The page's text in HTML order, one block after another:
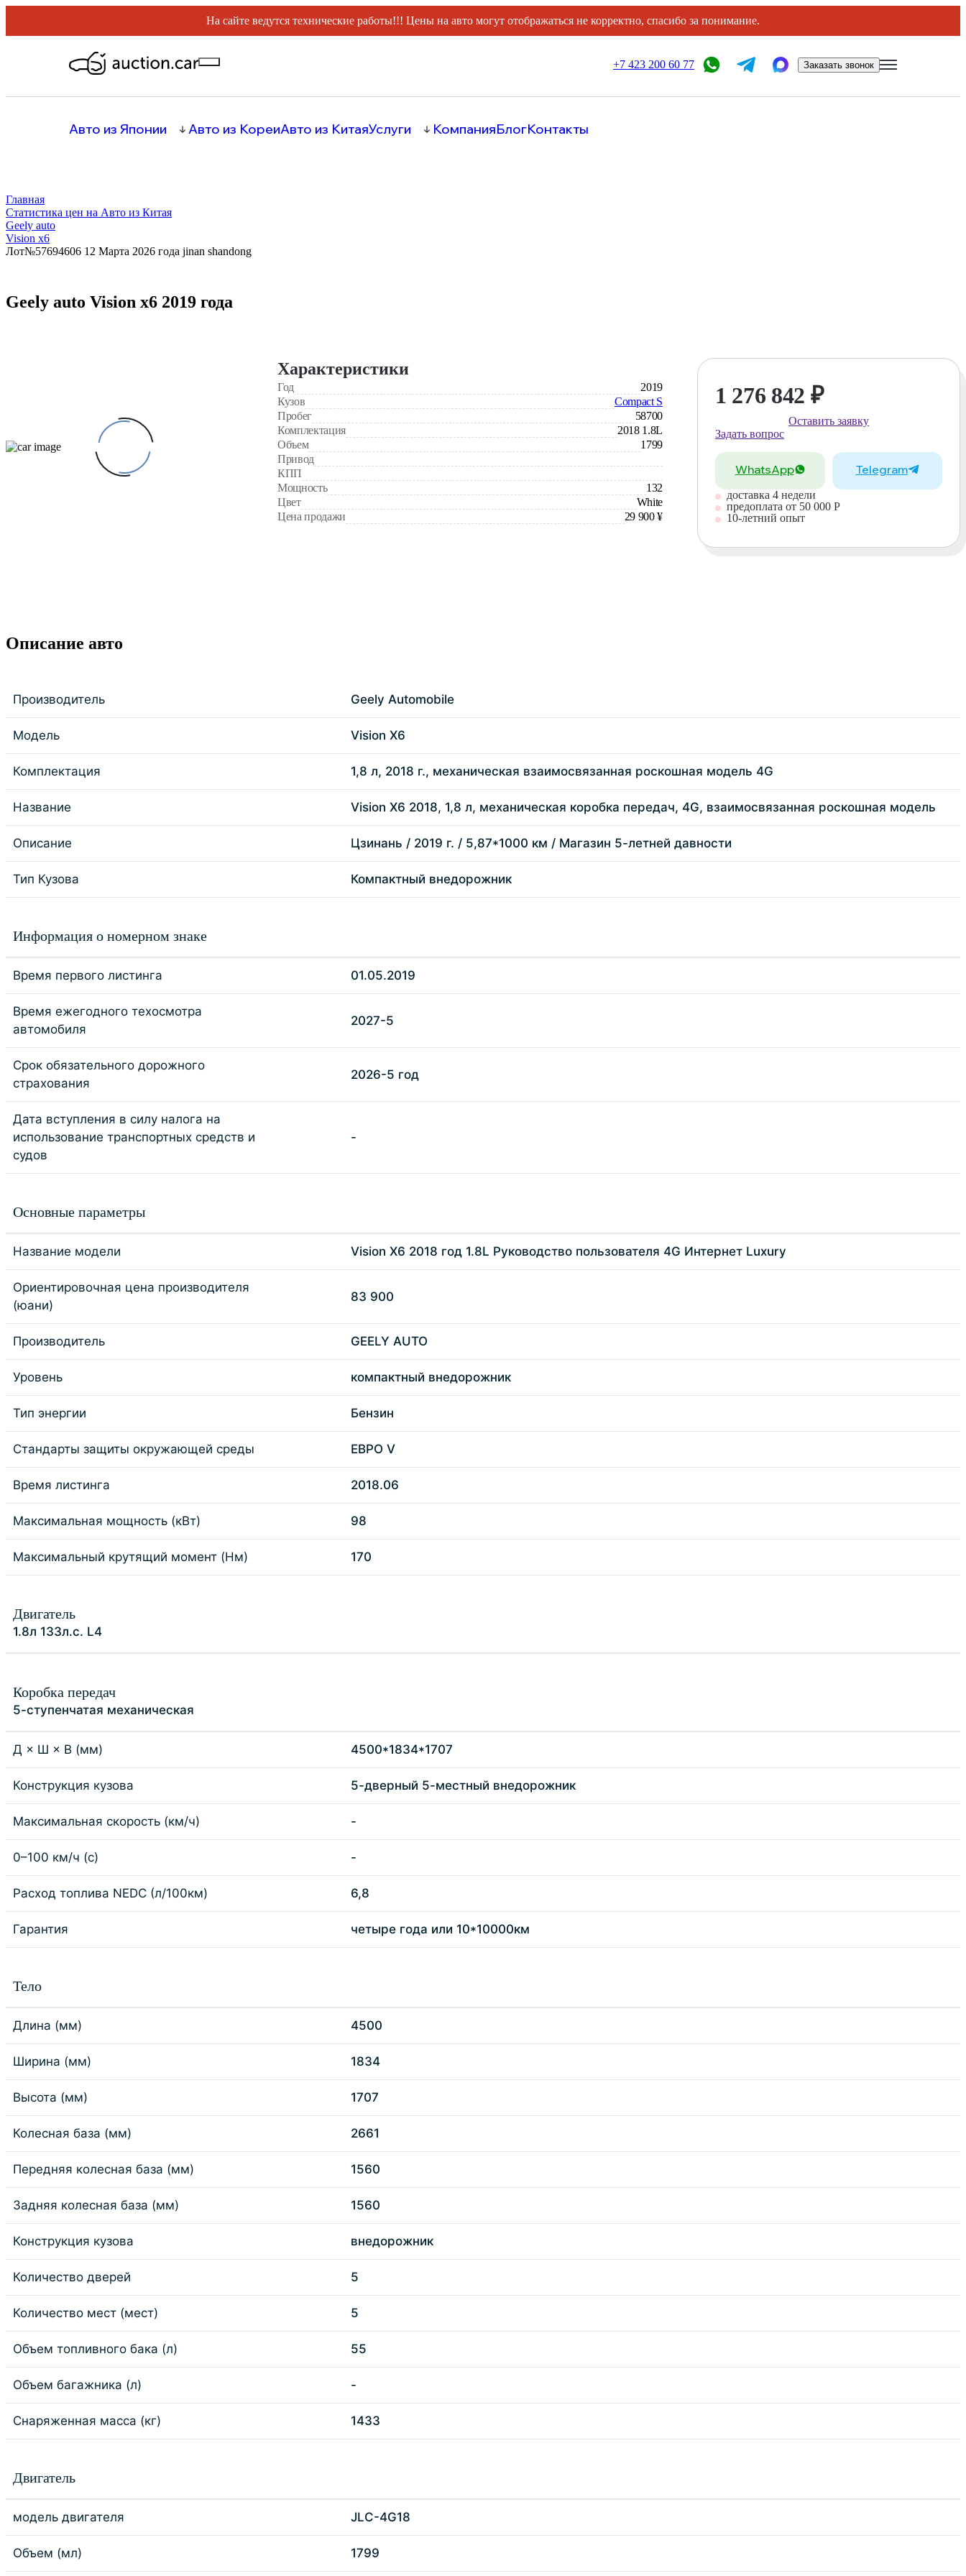
На сайте ведутся технические работы!!! Цены на авто могут отображаться не корректно, спасибо за понимание.
+7 423 200 60 77 Заказать звонок
Авто из Японии Авто из КореиАвто из КитаяУслуги КомпанияБлогКонтакты
Главная
Статистика цен на Авто из Китая
Geely auto
Vision x6
Лот№57694606 12 Марта 2026 года jinan shandong
Geely auto Vision x6 2019 года
Характеристики
Год
2019
Кузов
Compact S
Пробег
58700
Комплектация
2018 1.8L
Объем
1799
Привод
КПП
Мощность
132
Цвет
White
Цена продажи
29 900 ¥
1 276 842 ₽
Оставить заявку
Задать вопрос
WhatsApp Telegram
доставка 4 недели
предоплата от 50 000 Р
10-летний опыт
Описание авто
Производитель Geely Automobile
Модель Vision X6
Комплектация 1,8 л, 2018 г., механическая взаимосвязанная роскошная модель 4G
Название Vision X6 2018, 1,8 л, механическая коробка передач, 4G, взаимосвязанная роскошная модель
Описание Цзинань / 2019 г. / 5,87*1000 км / Магазин 5-летней давности
Тип Кузова Компактный внедорожник
Информация о номерном знаке
Время первого листинга 01.05.2019
Время ежегодного техосмотра
автомобиля
2027-5
Срок обязательного дорожного
страхования
2026-5 год
Дата вступления в силу налога на
использование транспортных средств и
судов
-
Основные параметры
Название модели Vision X6 2018 год 1.8L Руководство пользователя 4G Интернет Luxury
Ориентировочная цена производителя
(юани)
83 900
Производитель GEELY AUTO
Уровень компактный внедорожник
Тип энергии Бензин
Стандарты защиты окружающей среды ЕВРО V
Время листинга 2018.06
Максимальная мощность (кВт) 98
Максимальный крутящий момент (Нм) 170
Двигатель
1.8л 133л.с. L4
Коробка передач
5-ступенчатая механическая
Д × Ш × В (мм) 4500*1834*1707
Конструкция кузова 5-дверный 5-местный внедорожник
Максимальная скорость (км/ч) -
0–100 км/ч (с) -
Расход топлива NEDC (л/100км) 6,8
Гарантия четыре года или 10*10000км
Тело
Длина (мм) 4500
Ширина (мм) 1834
Высота (мм) 1707
Колесная база (мм) 2661
Передняя колесная база (мм) 1560
Задняя колесная база (мм) 1560
Конструкция кузова внедорожник
Количество дверей 5
Количество мест (мест) 5
Объем топливного бака (л) 55
Объем багажника (л) -
Снаряженная масса (кг) 1433
Двигатель
модель двигателя JLC-4G18
Объем (мл) 1799